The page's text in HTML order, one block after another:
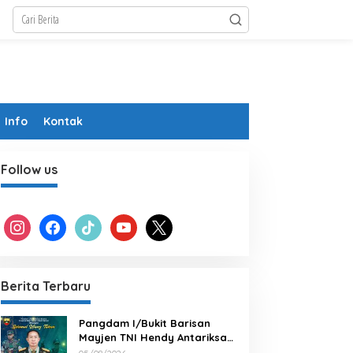
Info Kontak
Follow us
instagram facebook tiktok youtube x
Berita Terbaru
Pangdam I/Bukit Barisan
Mayjen TNI Hendy Antariksa